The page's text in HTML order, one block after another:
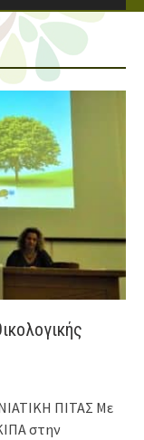
ΠΙΤΑΣ Με
στην